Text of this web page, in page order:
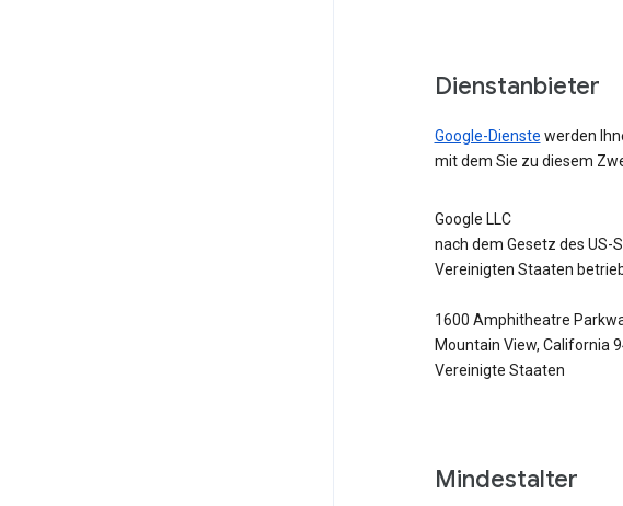
Dienstanbieter
Google-Dienste werden
mit dem Sie zu diesem
Google LLC
nach dem Gesetz des US-
Vereinigten Staaten
1600 Amphitheatre
Mountain View, California
Vereinigte Staaten
Mindestalter